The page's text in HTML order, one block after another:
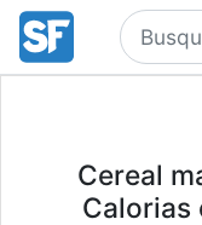
Cereal
Calorias